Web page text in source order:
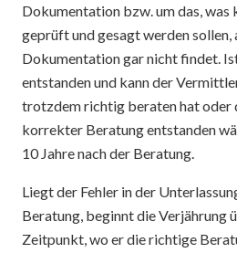
Dokumentation bzw. um das,
geprüft und gesagt werden sollen,
Dokumentation gar nicht findet.
entstanden und kann der
trotzdem richtig beraten hat oder
korrekter Beratung entstanden
10 Jahre nach der Beratung.
Liegt der Fehler in der
Beratung, beginnt die Verjährung
Zeitpunkt, wo er die richtige